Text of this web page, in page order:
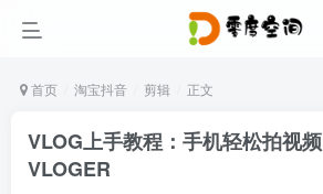
首页 淘宝抖音 剪辑 正文
VLOG上手教程：手机轻松拍视
VLOGER